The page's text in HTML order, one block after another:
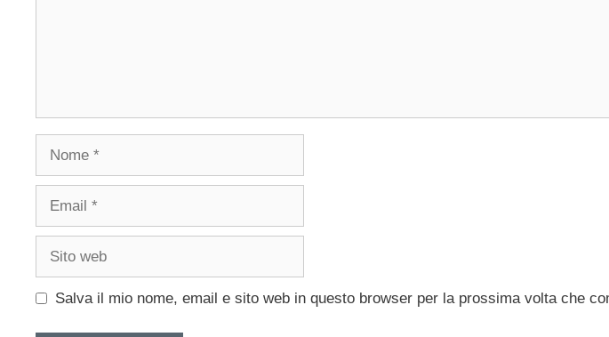
Salva il mio nome, email e sito web in questo browser per la prossima volta che